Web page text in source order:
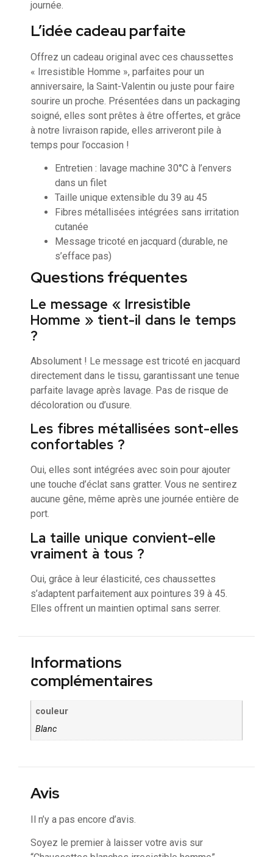
journée.
L’idée cadeau parfaite
Offrez un cadeau original avec ces chaussettes
« Irresistible Homme », parfaites pour un
anniversaire, la Saint-Valentin ou juste pour faire
sourire un proche. Présentées dans un packaging
soigné, elles sont prêtes à être offertes, et grâce
à notre livraison rapide, elles arriveront pile à
temps pour l’occasion !
Entretien : lavage machine 30°C à l’envers
dans un filet
Taille unique extensible du 39 au 45
Fibres métallisées intégrées sans irritation
cutanée
Message tricoté en jacquard (durable, ne
s’efface pas)
Questions fréquentes
Le message « Irresistible
Homme » tient-il dans le temps
?
Absolument ! Le message est tricoté en jacquard
directement dans le tissu, garantissant une tenue
parfaite lavage après lavage. Pas de risque de
décoloration ou d’usure.
Les fibres métallisées sont-elles
confortables ?
Oui, elles sont intégrées avec soin pour ajouter
une touche d’éclat sans gratter. Vous ne sentirez
aucune gêne, même après une journée entière de
port.
La taille unique convient-elle
vraiment à tous ?
Oui, grâce à leur élasticité, ces chaussettes
s’adaptent parfaitement aux pointures 39 à 45.
Elles offrent un maintien optimal sans serrer.
Informations
complémentaires
couleur
Blanc
Avis
Il n’y a pas encore d’avis.
Soyez le premier à laisser votre avis sur